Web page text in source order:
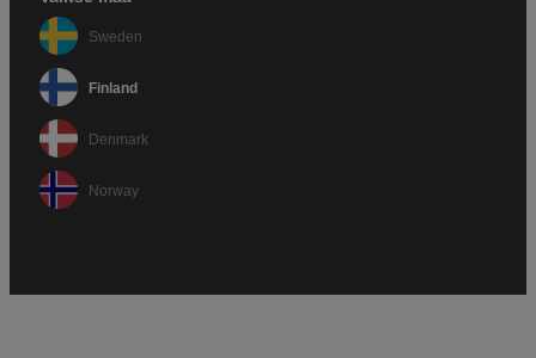
Sweden
Finland
Denmark
Norway